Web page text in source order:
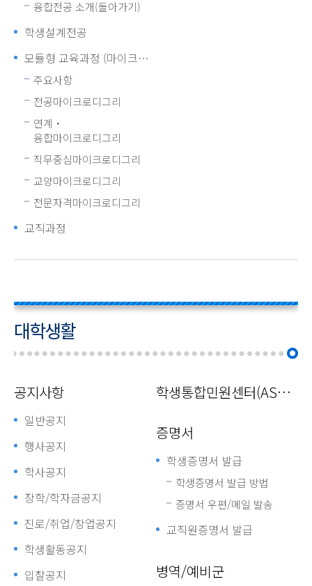
융합전공 소개(돌아가기)
학생설계전공
모듈형 교육과정 (마이크로디그리)
주요사항
전공마이크로디그리
연계・
융합마이크로디그리
직무중심마이크로디그리
교양마이크로디그리
전문자격마이크로디그리
교직과정
대학생활
공지사항
일반공지
행사공지
학사공지
장학/학자금공지
진로/취업/창업공지
학생활동공지
입찰공지
학생통합민원센터(ASAP)
증명서
학생증명서 발급
학생증명서 발급 방법
증명서 우편/메일 발송
교직원증명서 발급
병역/예비군